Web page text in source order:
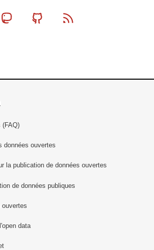
MastodonGithub
(FAQ)
données ouvertes
la publication de données ouvertes
de données publiques
ouvertes
data